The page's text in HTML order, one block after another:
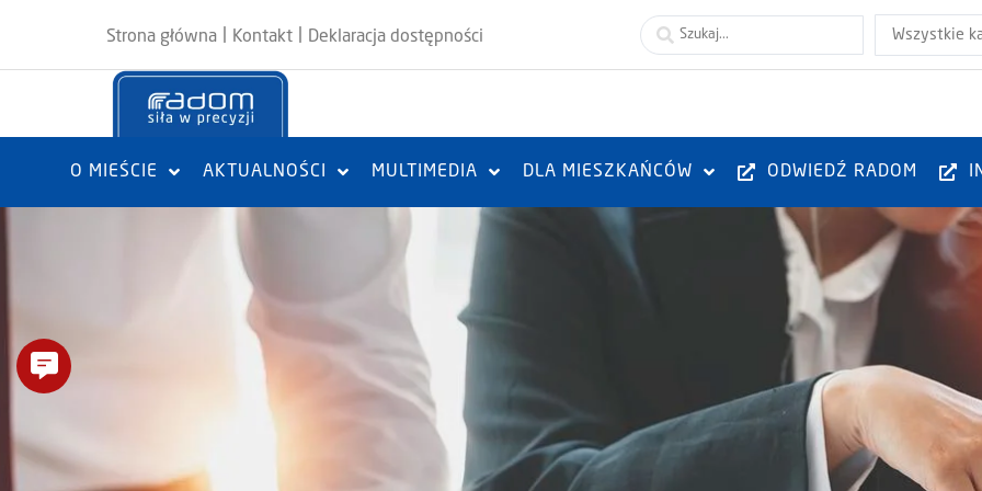
Strona główna Kontakt Deklaracja dostępności Wszystkie
O MIEŚCIE AKTUALNOŚCI MULTIMEDIA DLA MIESZKAŃCÓW ODWIEDŹ RADOM